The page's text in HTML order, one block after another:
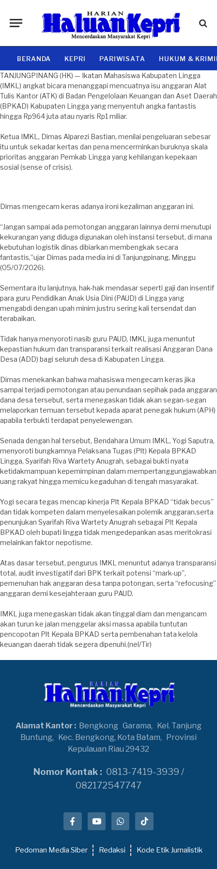
BERANDA KEPRI PARIWISATA HUKUM &
TANJUNGPINANG (HK) — Ikatan Mahasiswa Kabupaten Lingga
(IMKL) angkat bicara menanggapi mencuatnya isu anggaran Alat
Tulis Kantor (ATK) di Badan Pengelolaan Keuangan dan Aset Daerah
(BPKAD) Kabupaten Lingga yang menyentuh angka fantastis
hingga Rp964 juta atau nyaris Rp1 miliar.
Ketua IMKL, Dimas Alparezi Bastian, menilai pengeluaran sebesar
itu untuk sekadar kertas dan pena mencerminkan buruknya skala
prioritas anggaran Pemkab Lingga yang kehilangan kepekaan
sosial (sense of crisis).
Dimas mengecam keras adanya ironi kezaliman anggaran ini.
“Jangan sampai ada pemotongan anggaran lainnya demi menutupi
kekurangan yang diduga digunakan oleh instansi tersebut, di mana
kebutuhan logistik dinas dibiarkan membengkak secara
fantastis,”ujar Dimas pada media ini di Tanjungpinang, Minggu
(05/07/2026).
Sementara itu lanjutnya, hak-hak mendasar seperti gaji dan insentif
para guru Pendidikan Anak Usia Dini (PAUD) di Lingga yang
mengabdi dengan upah minim justru sering kali tersendat dan
terabaikan.
Tidak hanya menyoroti nasib guru PAUD, IMKL juga menuntut
kepastian hukum dan transparansi terkait realisasi Anggaran Dana
Desa (ADD) bagi seluruh desa di Kabupaten Lingga.
Dimas menekankan bahwa mahasiswa mengecam keras jika
sampai terjadi pemotongan atau penundaan sepihak pada anggaran
dana desa tersebut, serta menegaskan tidak akan segan-segan
melaporkan temuan tersebut kepada aparat penegak hukum (APH)
apabila terbukti terdapat penyelewengan.
Senada dengan hal tersebut, Bendahara Umum IMKL, Yogi Saputra,
menyoroti bungkamnya Pelaksana Tugas (Plt) Kepala BPKAD
Lingga, Syarifah Riva Wartety Anugrah, sebagai bukti nyata
ketidakmampuan kepemimpinan dalam mempertanggungjawabkan
uang rakyat hingga memicu kegaduhan di tengah masyarakat.
Yogi secara tegas mencap kinerja Plt Kepala BPKAD “tidak becus”
dan tidak kompeten dalam menyelesaikan polemik anggaran,serta
penunjukan Syarifah Riva Wartety Anugrah sebagai Plt Kepala
BPKAD oleh bupati lingga tidak mengedepankan asas meritokrasi
melainkan faktor nepotisme.
Atas dasar tersebut, pengurus IMKL menuntut adanya transparansi
total, audit investigatif dari BPK terkait potensi “mark-up”,
pemenuhan hak anggaran desa tanpa potongan, serta “refocusing”
anggaran demi kesejahteraan guru PAUD.
IMKL juga menegaskan tidak akan tinggal diam dan mengancam
akan turun ke jalan menggelar aksi massa apabila tuntutan
pencopotan Plt Kepala BPKAD serta pembenahan tata kelola
keuangan daerah tidak segera dipenuhi.(nel/Tir)
Alamat Kantor : Bengkong Garama, Kel. Tanjung
Buntung, Kec. Bengkong, Kota Batam, Provinsi
Kepulauan Riau 29432
Nomor Kontak : 0813-7419-3939 /
082172547747
Pedoman Media Siber Redaksi Kode Etik Jurnalistik